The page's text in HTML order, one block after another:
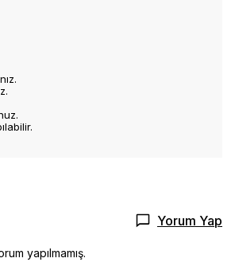
Yorum Yap
yapılmamış.